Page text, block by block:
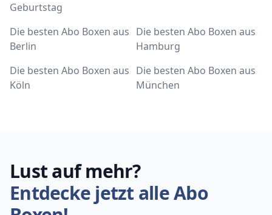
Geburtstag
Die besten Abo Boxen aus
Berlin
Die besten Abo Boxen aus
Hamburg
Die besten Abo Boxen aus
Köln
Die besten Abo Boxen aus
München
Lust auf mehr?
Entdecke jetzt alle Abo